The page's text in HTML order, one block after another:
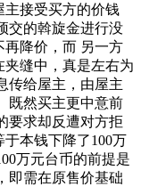
主接受买方的价钱
交的斡旋金进行没
降价，而 另一方
夹缝中，真是左右为
传给屋主，由屋主
既然买主更中意前
要求却反遭对方拒
本钱下降了100万
万元台币的前提是
即需在原售价基础